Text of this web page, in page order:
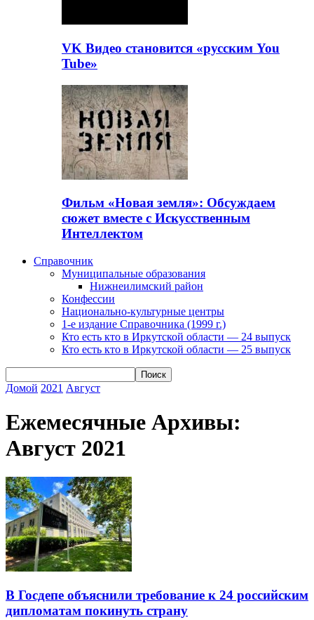
VK Видео становится «русским You
Tube»
Фильм «Новая земля»: Обсуждаем
сюжет вместе с Искусственным
Интеллектом
Справочник
Муниципальные образования
Нижнеилимский район
Конфессии
Национально-культурные центры
1-е издание Справочника (1999 г.)
Кто есть кто в Иркутской области — 24 выпуск
Кто есть кто в Иркутской области — 25 выпуск
Домой 2021 Август
Ежемесячные Архивы:
Август 2021
В Госдепе объяснили требование к 24 российским
дипломатам покинуть страну